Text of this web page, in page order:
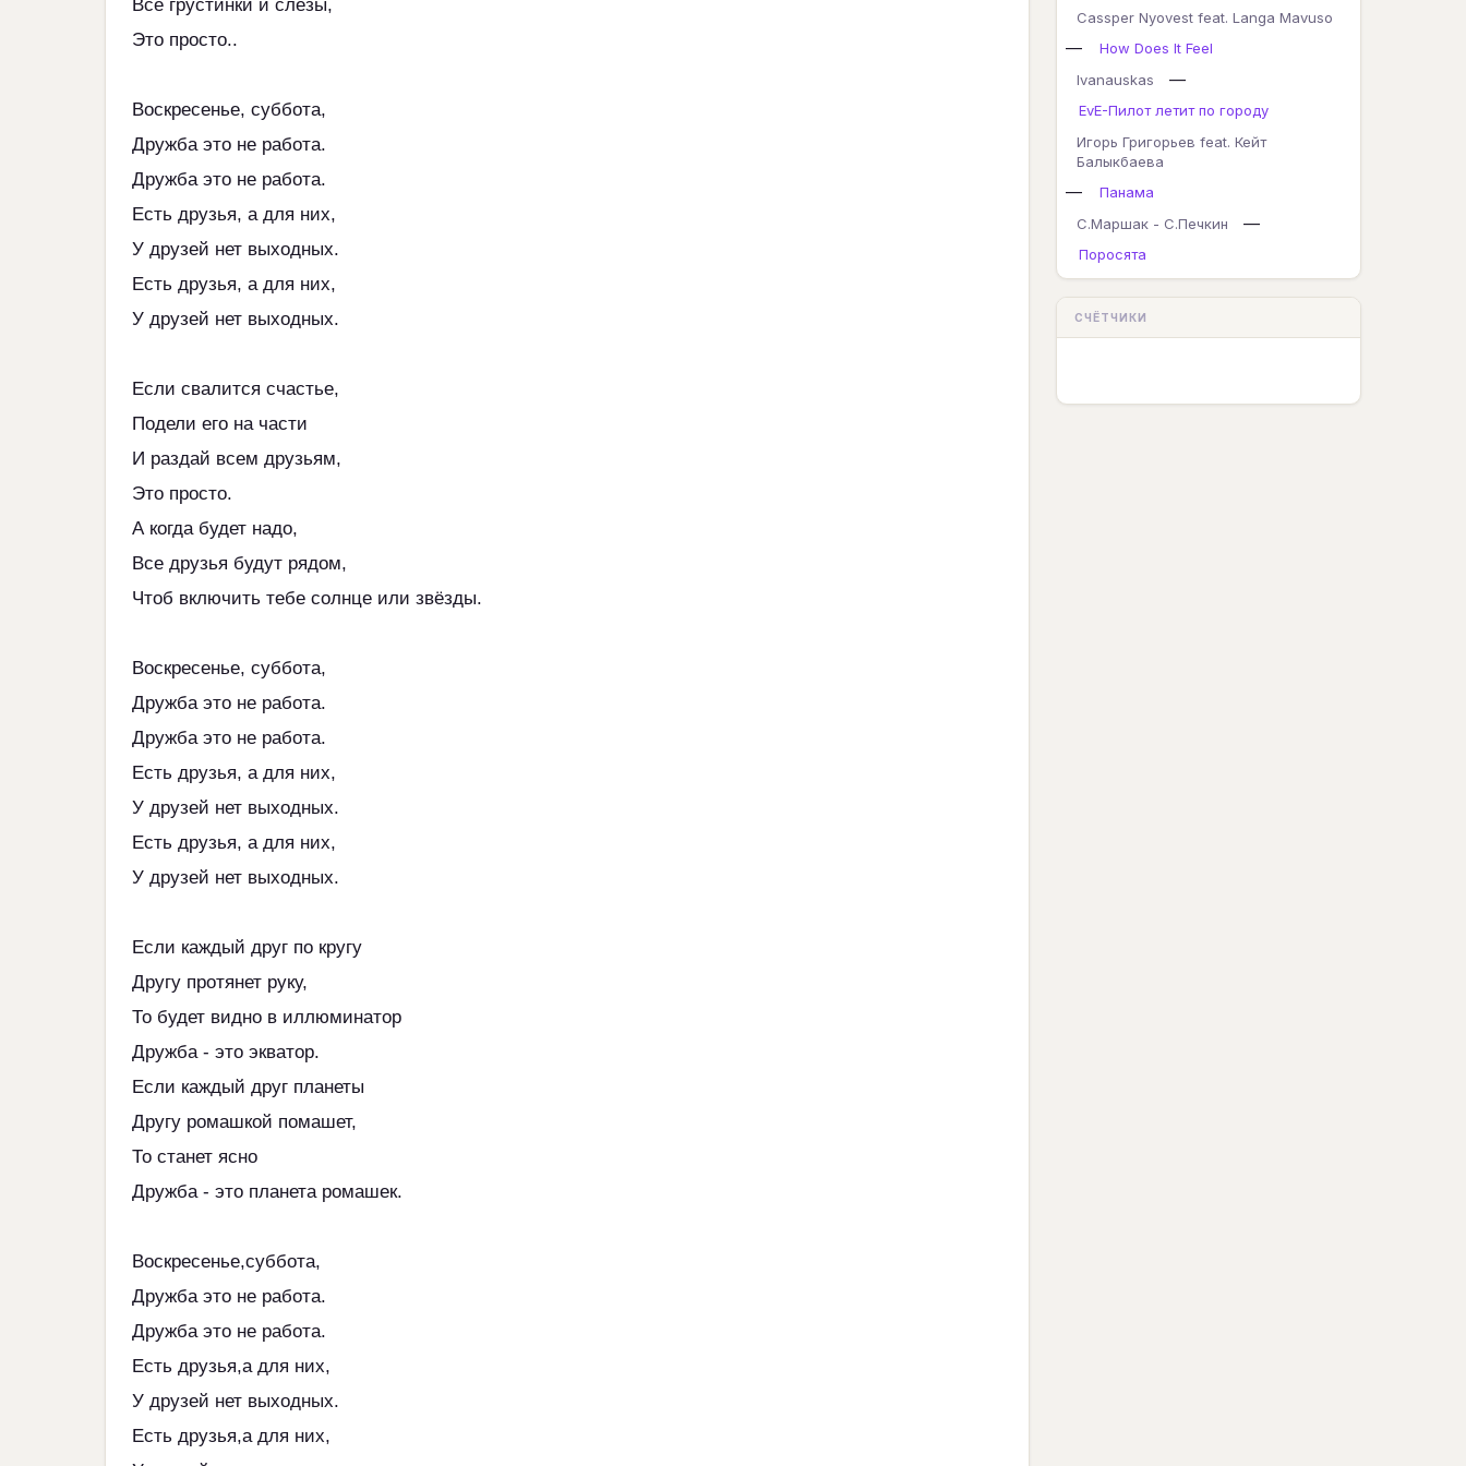
Все грустинки и слёзы,
Это просто..
Воскресенье, суббота,
Дружба это не работа.
Дружба это не работа.
Есть друзья, а для них,
У друзей нет выходных.
Есть друзья, а для них,
У друзей нет выходных.
Если свалится счастье,
Подели его на части
И раздай всем друзьям,
Это просто.
А когда будет надо,
Все друзья будут рядом,
Чтоб включить тебе солнце или звёзды.
Воскресенье, суббота,
Дружба это не работа.
Дружба это не работа.
Есть друзья, а для них,
У друзей нет выходных.
Есть друзья, а для них,
У друзей нет выходных.
Если каждый друг по кругу
Другу протянет руку,
То будет видно в иллюминатор
Дружба - это экватор.
Если каждый друг планеты
Другу ромашкой помашет,
То станет ясно
Дружба - это планета ромашек.
Воскресенье,суббота,
Дружба это не работа.
Дружба это не работа.
Есть друзья,а для них,
У друзей нет выходных.
Есть друзья,а для них,
Cassper Nyovest feat. Langa Mavuso
—
How Does It Feel
Ivanauskas
—
EvE-Пилот летит по городу
Игорь Григорьев feat. Кейт
Балыкбаева
—
Панама
С.Маршак - С.Печкин
—
Поросята
СЧЁТЧИКИ